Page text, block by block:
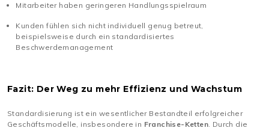
Mitarbeiter haben geringeren Handlungsspielraum
Kunden fühlen sich nicht individuell genug betreut,
beispielsweise durch ein standardisiertes
Beschwerdemanagement
Fazit: Der Weg zu mehr Effizienz und Wachstum
Standardisierung ist ein wesentlicher Bestandteil erfolgreicher
Geschäftsmodelle, insbesondere in Franchise-Ketten. Durch die